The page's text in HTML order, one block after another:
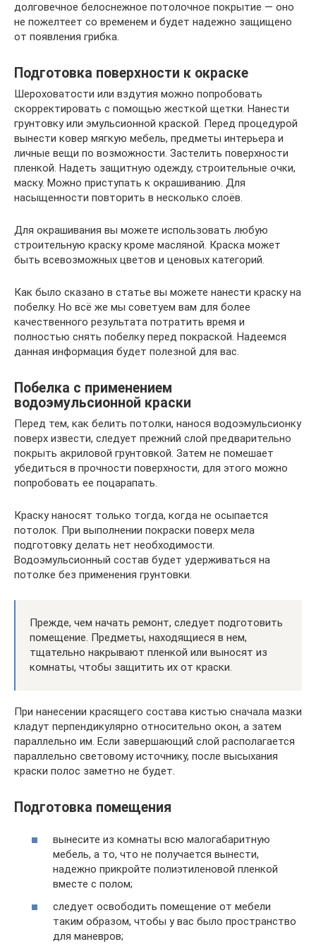
долговечное белоснежное потолочное покрытие — оно
не пожелтеет со временем и будет надежно защищено
от появления грибка.
Подготовка поверхности к окраске
Шероховатости или вздутия можно попробовать
скорректировать с помощью жесткой щетки. Нанести
грунтовку или эмульсионной краской. Перед процедурой
вынести ковер мягкую мебель, предметы интерьера и
личные вещи по возможности. Застелить поверхности
пленкой. Надеть защитную одежду, строительные очки,
маску. Можно приступать к окрашиванию. Для
насыщенности повторить в несколько слоёв.
Для окрашивания вы можете использовать любую
строительную краску кроме масляной. Краска может
быть всевозможных цветов и ценовых категорий.
Как было сказано в статье вы можете нанести краску на
побелку. Но всё же мы советуем вам для более
качественного результата потратить время и
полностью снять побелку перед покраской. Надеемся
данная информация будет полезной для вас.
Побелка с применением
водоэмульсионной краски
Перед тем, как белить потолки, нанося водоэмульсионку
поверх извести, следует прежний слой предварительно
покрыть акриловой грунтовкой. Затем не помешает
убедиться в прочности поверхности, для этого можно
попробовать ее поцарапать.
Краску наносят только тогда, когда не осыпается
потолок. При выполнении покраски поверх мела
подготовку делать нет необходимости.
Водоэмульсионный состав будет удерживаться на
потолке без применения грунтовки.
Прежде, чем начать ремонт, следует подготовить
помещение. Предметы, находящиеся в нем,
тщательно накрывают пленкой или выносят из
комнаты, чтобы защитить их от краски.
При нанесении красящего состава кистью сначала мазки
кладут перпендикулярно относительно окон, а затем
параллельно им. Если завершающий слой располагается
параллельно световому источнику, после высыхания
краски полос заметно не будет.
Подготовка помещения
вынесите из комнаты всю малогабаритную
мебель, а то, что не получается вынести,
надежно прикройте полиэтиленовой пленкой
вместе с полом;
следует освободить помещение от мебели
таким образом, чтобы у вас было пространство
для маневров;